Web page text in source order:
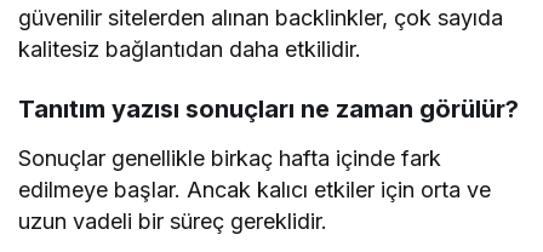
güvenilir sitelerden alınan backlinkler, çok sayıda
kalitesiz bağlantıdan daha etkilidir.
Tanıtım yazısı sonuçları ne zaman görülür?
Sonuçlar genellikle birkaç hafta içinde fark
edilmeye başlar. Ancak kalıcı etkiler için orta ve
uzun vadeli bir süreç gereklidir.